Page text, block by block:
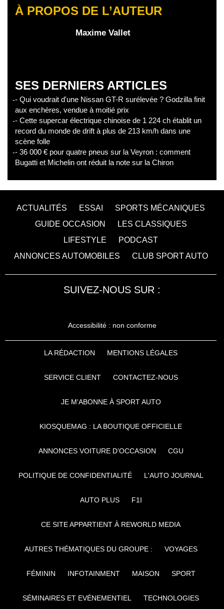
À PROPOS DE L’AUTEUR
Maxime Vallet
SES DERNIERS ARTICLES
- Qui voudrait d'une Nissan GT-R surélevée ? Godzilla finit
aux enchères, vendue à moitié prix
- Cette supercar électrique chinoise de 1 224 ch établit un
record du monde de drift à plus de 213 km/h dans une
scène folle
- 36 000 € pour quatre pneus sur la Veyron : comment
Bugatti et Michelin ont réduit la note sur la Chiron
ACTUALITÉS ESSAI
SPORTS MÉCANIQUES
GUIDE OCCASION
LES CLASSIQUES
LIFESTYLE
PODCAST
ANNONCES AUTOMOBILES
CLUB SPORT AUTO
SUIVEZ-NOUS SUR :
Accessibilité : non conforme
LA RÉDACTION MENTIONS LÉGALES
SERVICE CLIENT CONTACTEZ-NOUS
JE M'ABONNE À SPORT AUTO
KIOSQUEMAG : LA BOUTIQUE OFFICIELLE
ANNONCES VOITURE D’OCCASION CGU
POLITIQUE DE CONFIDENTIALITÉ L'AUTO JOURNAL
AUTO PLUS F1I
CE SITE APPARTIENT À REWORLD MEDIA
AUTRES THÉMATIQUES DU GROUPE : VOYAGES
FÉMININ INFOTAINMENT MAISON SPORT
SÉMINAIRES ET EVÉNEMENTIEL TECHNOLOGIES